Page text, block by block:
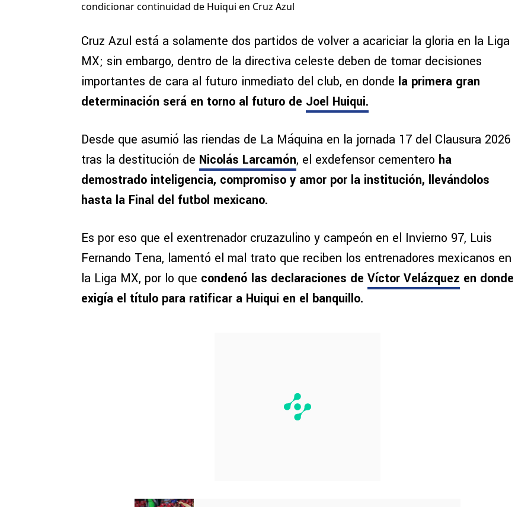
condicionar continuidad de Huiqui en Cruz Azul
Cruz Azul está a solamente dos partidos de volver a acariciar la gloria en la Liga
MX; sin embargo, dentro de la directiva celeste deben de tomar decisiones
importantes de cara al futuro inmediato del club, en donde la primera gran
determinación será en torno al futuro de Joel Huiqui.
Desde que asumió las riendas de La Máquina en la jornada 17 del Clausura 2026
tras la destitución de Nicolás Larcamón, el exdefensor cementero ha
demostrado inteligencia, compromiso y amor por la institución, llevándolos
hasta la Final del futbol mexicano.
Es por eso que el exentrenador cruzazulino y campeón en el Invierno 97, Luis
Fernando Tena, lamentó el mal trato que reciben los entrenadores mexicanos en
la Liga MX, por lo que condenó las declaraciones de Víctor Velázquez en donde
exigía el título para ratificar a Huiqui en el banquillo.